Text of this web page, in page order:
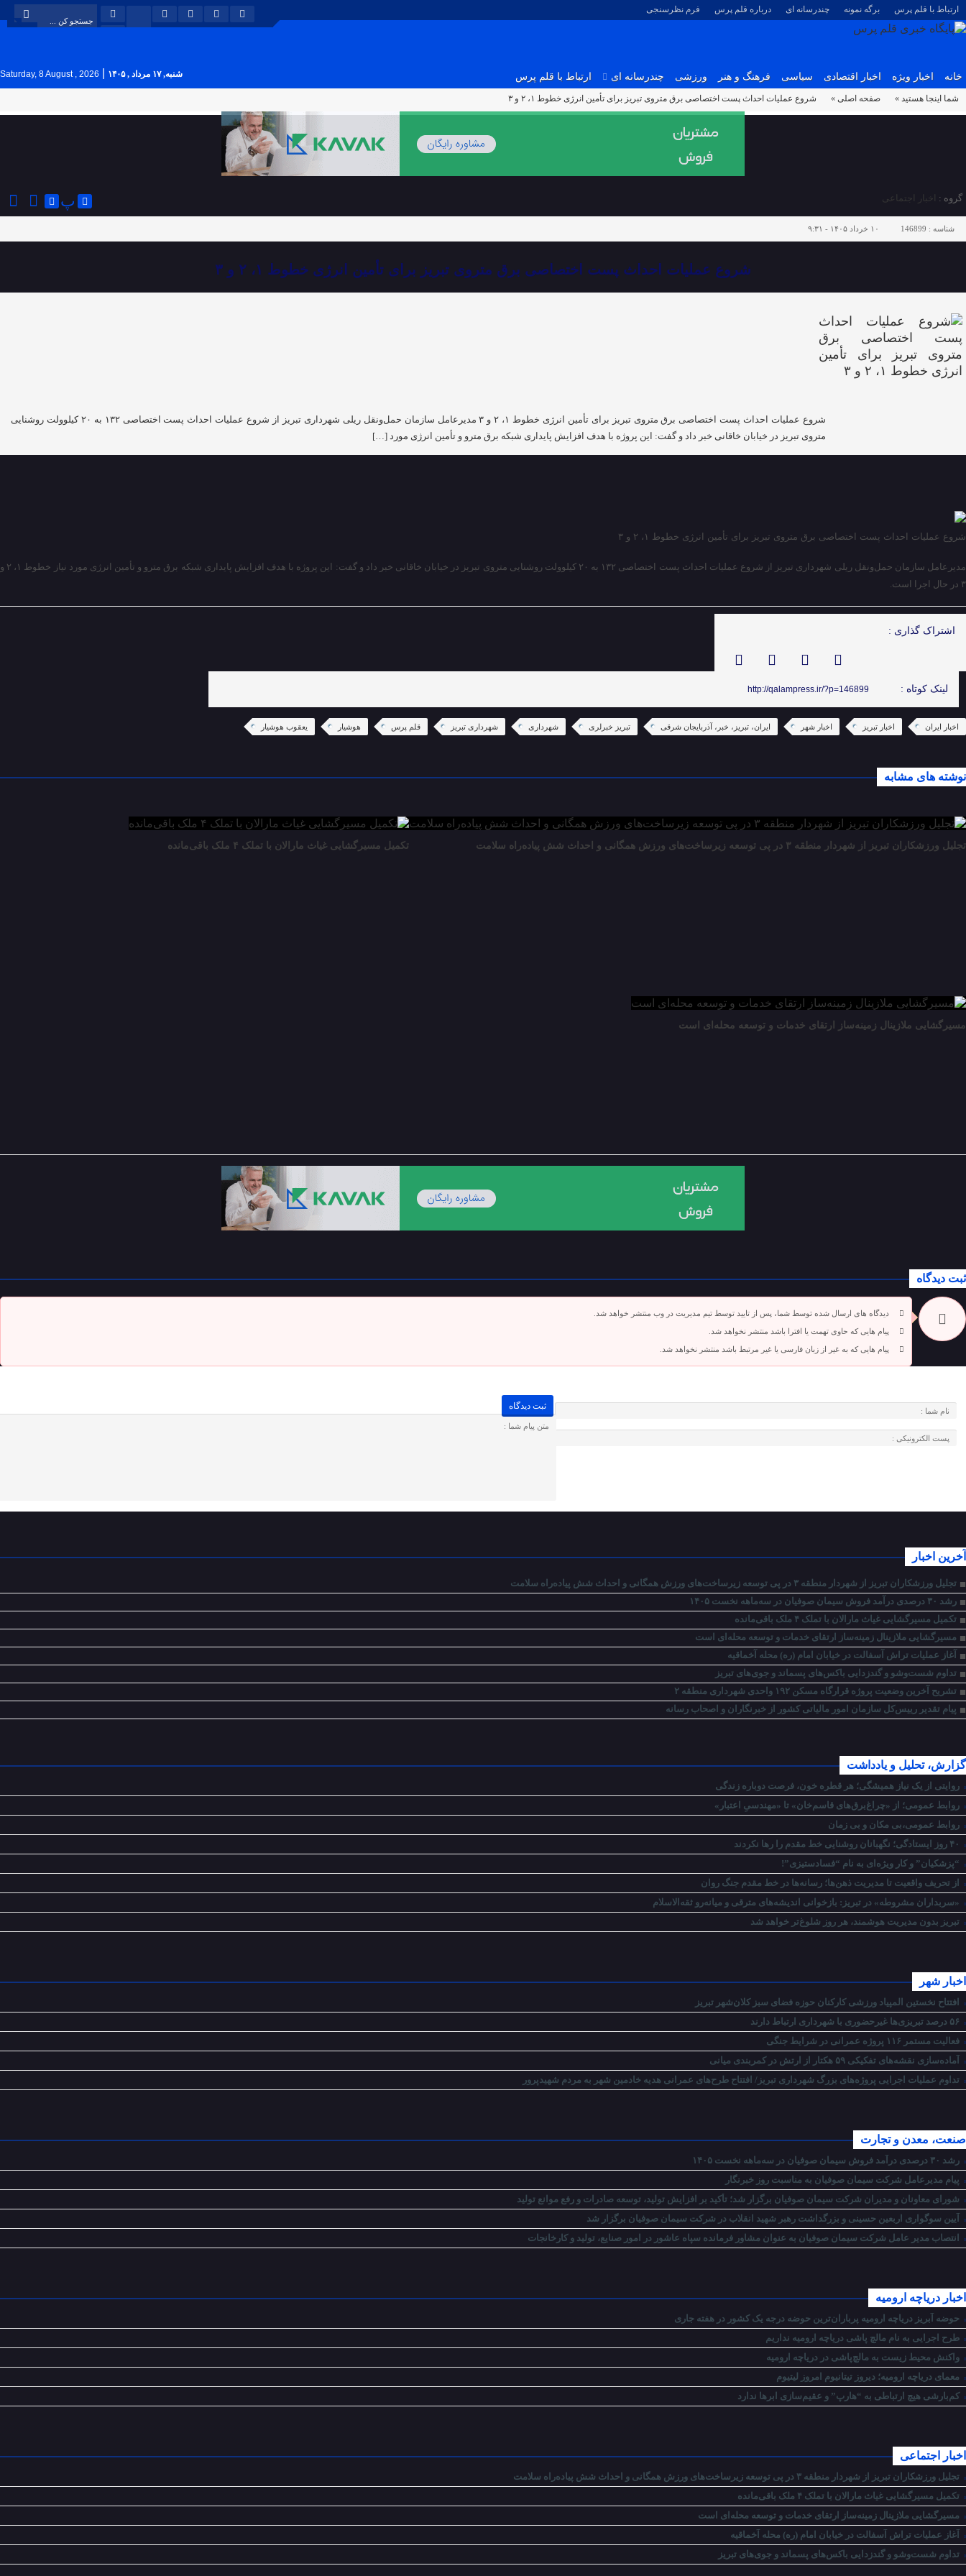
ارتباط با قلم پرس برگه نمونه چندرسانه ای درباره قلم پرس فرم نظرسنجی
خانه اخبار ویژه اخبار اقتصادی سیاسی فرهنگ و هنر ورزشی چندرسانه ای ارتباط با قلم پرس شنبه, ۱۷ مرداد , ۱۴۰۵ Saturday, 8 August , 2026
شما اینجا هستید » صفحه اصلی » شروع عملیات احداث پست اختصاصی برق متروی تبریز برای تأمین انرژی خطوط ۱، ۲ و ۳
گروه : اخبار اجتماعی پ
شناسه : 146899 ۱۰ خرداد ۱۴۰۵ - ۹:۳۱
شروع عملیات احداث پست اختصاصی برق متروی تبریز برای تأمین انرژی خطوط ۱، ۲ و ۳
شروع عملیات احداث پست اختصاصی برق متروی تبریز برای تأمین انرژی خطوط ۱، ۲ و ۳ مدیرعامل سازمان حمل‌ونقل ریلی شهرداری تبریز از شروع عملیات احداث پست اختصاصی ۱۳۲ به ۲۰ کیلوولت روشنایی
متروی تبریز در خیابان خاقانی خبر داد و گفت: این پروژه با هدف افزایش پایداری شبکه برق مترو و تأمین انرژی مورد […]
شروع عملیات احداث پست اختصاصی برق متروی تبریز برای تأمین انرژی خطوط ۱، ۲ و ۳
مدیرعامل سازمان حمل‌ونقل ریلی شهرداری تبریز از شروع عملیات احداث پست اختصاصی ۱۳۲ به ۲۰ کیلوولت روشنایی متروی تبریز در خیابان خاقانی خبر داد و گفت: این پروژه با هدف افزایش پایداری شبکه برق مترو و تأمین انرژی مورد نیاز خطوط ۱، ۲ و
۳ در حال اجرا است.
اشتراک گذاری :
لینک کوتاه : http://qalampress.ir/?p=146899
اخبار ایران اخبار تبریز اخبار شهر ایران، تبریز، خبر، آذربایجان شرقی تبریز خبرلری شهرداری شهرداری تبریز قلم پرس هوشیار یعقوب هوشیار
نوشته های مشابه
تجلیل ورزشکاران تبریز از شهردار منطقه ۳ در پی توسعه زیرساخت‌های ورزش همگانی و احداث شش پیاده‌راه سلامت تکمیل مسیرگشایی غیاث مارالان با تملک ۴ ملک باقی‌مانده
مسیرگشایی ملازینال زمینه‌ساز ارتقای خدمات و توسعه محله‌ای است
ثبت دیدگاه
دیدگاه های ارسال شده توسط شما، پس از تایید توسط تیم مدیریت در وب منتشر خواهد شد.
پیام هایی که حاوی تهمت یا افترا باشد منتشر نخواهد شد.
پیام هایی که به غیر از زبان فارسی یا غیر مرتبط باشد منتشر نخواهد شد.
آخرین اخبار
تجلیل ورزشکاران تبریز از شهردار منطقه ۳ در پی توسعه زیرساخت‌های ورزش همگانی و احداث شش پیاده‌راه سلامت
رشد ۳۰ درصدی درآمد فروش سیمان صوفیان در سه‌ماهه نخست ۱۴۰۵
تکمیل مسیرگشایی غیاث مارالان با تملک ۴ ملک باقی‌مانده
مسیرگشایی ملازینال زمینه‌ساز ارتقای خدمات و توسعه محله‌ای است
آغاز عملیات تراش آسفالت در خیابان امام (ره) محله آخماقیه
تداوم شست‌وشو و گندزدایی باکس‌های پسماند و جوی‌های تبریز
تشریح آخرین وضعیت پروژه قرارگاه مسکن ۱۹۲ واحدی شهرداری منطقه ۲
پیام تقدیر رییس‌کل سازمان امور مالیاتی کشور از خبرنگاران و اصحاب رسانه
گزارش، تحلیل و یادداشت
روایتی از یک نیاز همیشگی؛ هر قطره خون، فرصت دوباره زندگی
روابط عمومی؛ از «چراغ‌برق‌های قاسم‌خان» تا «مهندسیِ اعتبار»
روابط عمومی،بی مکان و بی زمان
“پزشکیان” و کار ویژه‌ای به نام “فسادستیزی”!
از تحریف واقعیت تا مدیریت ذهن‌ها؛ رسانه‌ها در خط مقدم جنگ روان
«سربداران مشروطه» در تبریز: بازخوانی اندیشه‌های مترقی و میانه‌رو ثقه‌الاسلام
تبریز بدون مدیریت هوشمند، هر روز شلوغ‌تر خواهد شد
اخبار شهر
افتتاح نخستین المپیاد ورزشی کارکنان حوزه فضای سبز کلان‌شهر تبریز
فعالیت مستمر ۱۱۶ پروژه عمرانی در شرایط جنگی
آماده‌سازی نقشه‌های تفکیکی ۵۹ هکتار از ارتش در کمربندی میانی
تداوم عملیات اجرایی پروژه‌های بزرگ شهرداری تبریز/ افتتاح طرح‌های عمرانی هدیه خادمین شهر به مردم شهیدپرور
صنعت، معدن و تجارت
رشد ۳۰ درصدی درآمد فروش سیمان صوفیان در سه‌ماهه نخست ۱۴۰۵
پیام مدیرعامل شرکت سیمان صوفیان به مناسبت روز خبرنگار
شورای معاونان و مدیران شرکت سیمان صوفیان برگزار شد؛ تأکید بر افزایش تولید، توسعه صادرات و رفع موانع تولید
آیین سوگواری اربعین حسینی و بزرگداشت رهبر شهید انقلاب در شرکت سیمان صوفیان برگزار شد
انتصاب مدیر عامل شرکت سیمان صوفیان به عنوان مشاور فرمانده سپاه عاشور در امور صنایع، تولید و کارخانجات
اخبار دریاچه ارومیه
حوضه آبریز دریاچه ارومیه پرباران‌ترین حوضه‌ درجه یک کشور در هفته جاری
طرح اجرایی به نام مالچ پاشی دریاچه ارومیه نداریم
واکنش محیط زیست به مالچ‌پاشی در دریاچه ارومیه
معمای دریاچه ارومیه؛ دیروز تیتانیوم امروز لیتیوم
کم‌بارشی هیچ ارتباطی به “هارپ” و عقیم‌سازی ابرها ندارد
اخبار اجتماعی
تجلیل ورزشکاران تبریز از شهردار منطقه ۳ در پی توسعه زیرساخت‌های ورزش همگانی و احداث شش پیاده‌راه سلامت
تکمیل مسیرگشایی غیاث مارالان با تملک ۴ ملک باقی‌مانده
مسیرگشایی ملازینال زمینه‌ساز ارتقای خدمات و توسعه محله‌ای است
آغاز عملیات تراش آسفالت در خیابان امام (ره) محله آخماقیه
تداوم شست‌وشو و گندزدایی باکس‌های پسماند و جوی‌های تبریز